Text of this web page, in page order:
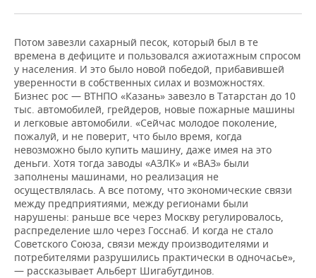
Потом завезли сахарный песок, который был в те
времена в дефиците и пользовался ажиотажным спросом
у населения. И это было новой победой, прибавившей
уверенности в собственных силах и возможностях.
Бизнес рос — ВТНПО «Казань» завезло в Татарстан до 10
тыс. автомобилей, грейдеров, новые пожарные машины
и легковые автомобили. «Сейчас молодое поколение,
пожалуй, и не поверит, что было время, когда
невозможно было купить машину, даже имея на это
деньги. Хотя тогда заводы «АЗЛК» и «ВАЗ» были
заполнены машинами, но реализация не
осуществлялась. А все потому, что экономические связи
между предприятиями, между регионами были
нарушены: раньше все через Москву регулировалось,
распределение шло через Госснаб. И когда не стало
Советского Союза, связи между производителями и
потребителями разрушились практически в одночасье»,
— рассказывает Альберт Шигабутдинов.